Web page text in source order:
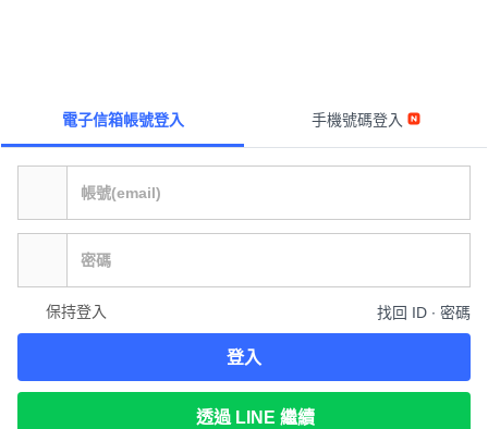
電子信箱帳號登入 手機號碼登入
保持登入 找回 ID ∙ 密碼
登入
透過 LINE 繼續